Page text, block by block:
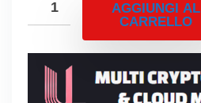
AGGIUNGI AL
CARRELLO